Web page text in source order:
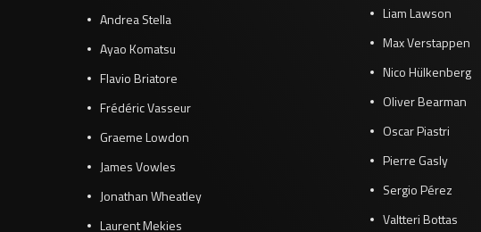
Andrea Stella
Ayao Komatsu
Flavio Briatore
Frédéric Vasseur
Graeme Lowdon
James Vowles
Jonathan Wheatley
Laurent Mekies
Liam Lawson
Max Verstappen
Nico Hülkenberg
Oliver Bearman
Oscar Piastri
Pierre Gasly
Sergio Pérez
Valtteri Bottas